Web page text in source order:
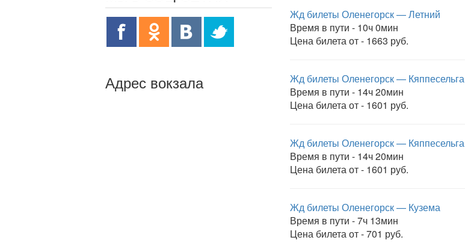
Жд билеты Оленегорск — Летний
Время в пути - 10ч 0мин
Цена билета от - 1663 руб.
Жд билеты Оленегорск — Кяппесельга
Время в пути - 14ч 20мин
Цена билета от - 1601 руб.
Жд билеты Оленегорск — Кяппесельга
Время в пути - 14ч 20мин
Цена билета от - 1601 руб.
Жд билеты Оленегорск — Кузема
Время в пути - 7ч 13мин
Цена билета от - 701 руб.
Адрес вокзала